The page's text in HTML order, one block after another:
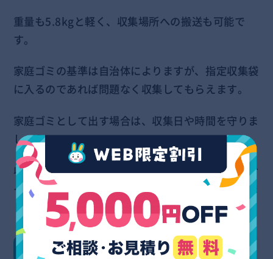
重量も5.8kgと軽く、収集場所への搬送も可能で
す。
家庭ゴミの基準は自治体によりますが、指定収集袋
に入るのであれば問題なく収集してもらえます。
家庭ゴミとして出す場合は、収集日や時間を守りま
しょう。
収集袋に入らないような形のものは、小型家電リサ
イクル法の対象であるか自治体に問い合わせてみま
しょう。
５．粗大ゴミとして自治体に収集してもらう